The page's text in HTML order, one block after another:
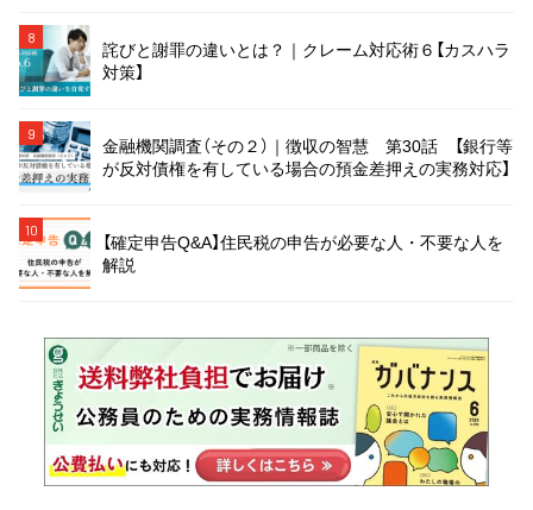
8
詫びと謝罪の違いとは？｜クレーム対応術６【カスハラ
対策】
9
金融機関調査（その２）｜徴収の智慧 第30話 【銀行等
が反対債権を有している場合の預金差押えの実務対応】
10
【確定申告Q&A】住民税の申告が必要な人・不要な人を
解説